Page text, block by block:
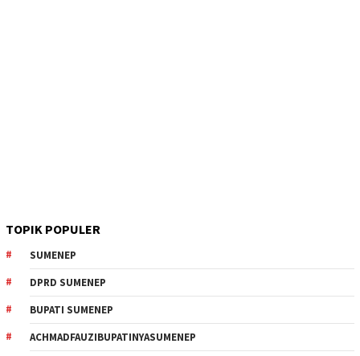
TOPIK POPULER
SUMENEP
DPRD SUMENEP
BUPATI SUMENEP
ACHMADFAUZIBUPATINYASUMENEP